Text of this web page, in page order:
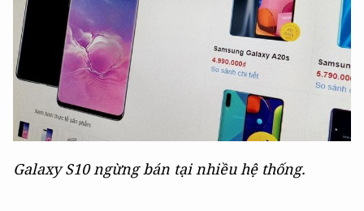
Galaxy S10 ngừng bán tại nhiều hệ thống.